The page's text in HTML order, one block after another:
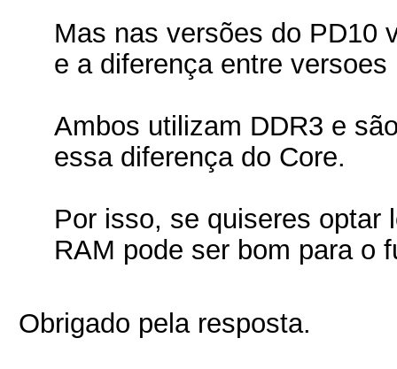
Mas nas versões do PD10
e a diferença entre
Ambos utilizam DDR3 e
essa diferença do Core.
Por isso, se quiseres optar
RAM pode ser bom para o
Obrigado pela resposta.